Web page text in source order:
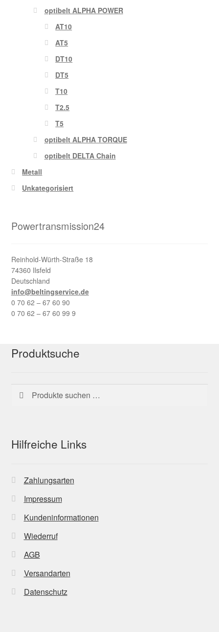
optibelt ALPHA POWER
AT10
AT5
DT10
DT5
T10
T2.5
T5
optibelt ALPHA TORQUE
optibelt DELTA Chain
Metall
Unkategorisiert
Powertransmission24
Reinhold-Würth-Straße 18
74360 Ilsfeld
Deutschland
info@beltingservice.de
0 70 62 – 67 60 90
0 70 62 – 67 60 99 9
Produktsuche
Suchen
nach:
Suchen
Hilfreiche Links
Zahlungsarten
Impressum
Kundeninformationen
Wiederruf
AGB
Versandarten
Datenschutz